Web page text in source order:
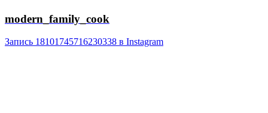
modern_family_cook
Запись 18101745716230338 в Instagram